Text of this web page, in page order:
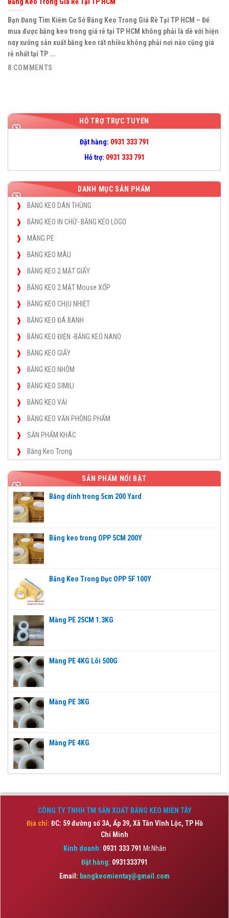
HỖ TRỢ TRỰC TUYẾN
Đặt hàng: 0931 333 791
Hỗ trợ: 0931 333 791
DANH MỤC SẢN PHẨM
BĂNG KEO DÁN THÙNG
BĂNG KEO IN CHỮ- BĂNG KEO LOGO
MÀNG PE
BĂNG KEO MÀU
BĂNG KEO 2 MẶT GIẤY
BĂNG KEO 2 MẶT Mouse XỐP
BĂNG KEO CHỊU NHIỆT
BĂNG KEO ĐÁ BANH
BĂNG KEO ĐIỆN -BĂNG KEO NANO
BĂNG KEO GIẤY
BĂNG KEO NHÔM
BĂNG KEO SIMILI
BĂNG KEO VẢI
BĂNG KEO VĂN PHÒNG PHẨM
SẢN PHẨM KHÁC
Băng Keo Trong
SẢN PHẨM NỔI BẬT
Băng dính trong 5cm 200 Yard
Băng keo trong OPP 5CM 200Y
Băng Keo Trong Đục OPP 5F 100Y
Màng PE 25CM 1.3KG
Màng PE 4KG Lõi 500G
Màng PE 3KG
Màng PE 4KG
Bạn Đang Tìm Kiếm Cơ Sở Băng Keo Trong Giá Rẻ Tại TP HCM – Để
mua được băng keo trong giá rẻ tại TP HCM không phải là dễ với hiện
nay xưởng sản xuất băng keo rất nhiều không phải nơi nào cũng giá
rẻ nhất tại TP ...
8 COMMENTS
CÔNG TY TNHH TM SẢN XUẤT BĂNG KEO MIỀN TÂY
Địa chỉ: ĐC: 59 đường số 3A, Ấp 39, Xã Tân Vĩnh Lộc, TP Hồ
Chí Minh
Kinh doanh: 0931 333 791 Mr.Nhân
Đặt hàng: 0931333791
Email: bangkeomientay@gmail.com